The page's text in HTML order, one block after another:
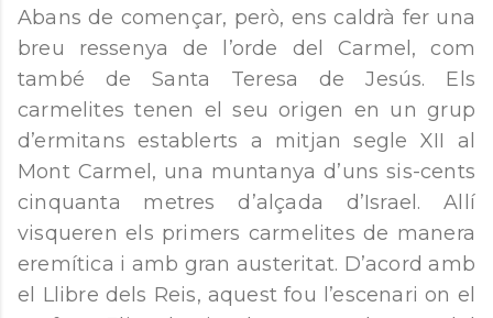
Abans de començar, però, ens caldrà fer una
breu ressenya de l’orde del Carmel, com
també de Santa Teresa de Jesús. Els
carmelites tenen el seu origen en un grup
d’ermitans establerts a mitjan segle XII al
Mont Carmel, una muntanya d’uns sis-cents
cinquanta metres d’alçada d’Israel. Allí
visqueren els primers carmelites de manera
eremítica i amb gran austeritat. D’acord amb
el Llibre dels Reis, aquest fou l’escenari on el